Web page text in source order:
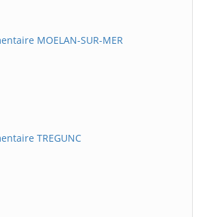
MOELAN-SUR-MER
TREGUNC